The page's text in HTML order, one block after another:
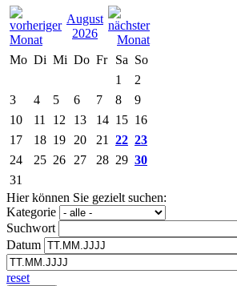
August
2026
Mo Di Mi Do Fr Sa So
1
2
3
4 5 6 7 8
9
10
11 12 13 14 15 16
17
18 19 20 21 22 23
24
25 26 27 28 29 30
31
Hier können Sie gezielt suchen:
Kategorie
Suchwort
Datum
reset